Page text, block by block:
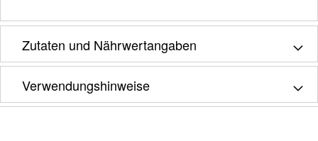
Zutaten und Nährwertangaben
Verwendungshinweise